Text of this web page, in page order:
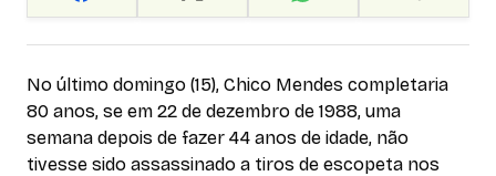
No último domingo (15), Chico Mendes completaria
80 anos, se em 22 de dezembro de 1988, uma
semana depois de fazer 44 anos de idade, não
tivesse sido assassinado a tiros de escopeta nos